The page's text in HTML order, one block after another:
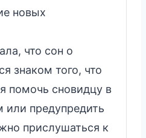
новых
что сон о
знаком того, что
помочь сновидцу в
предупредить
прислушаться к